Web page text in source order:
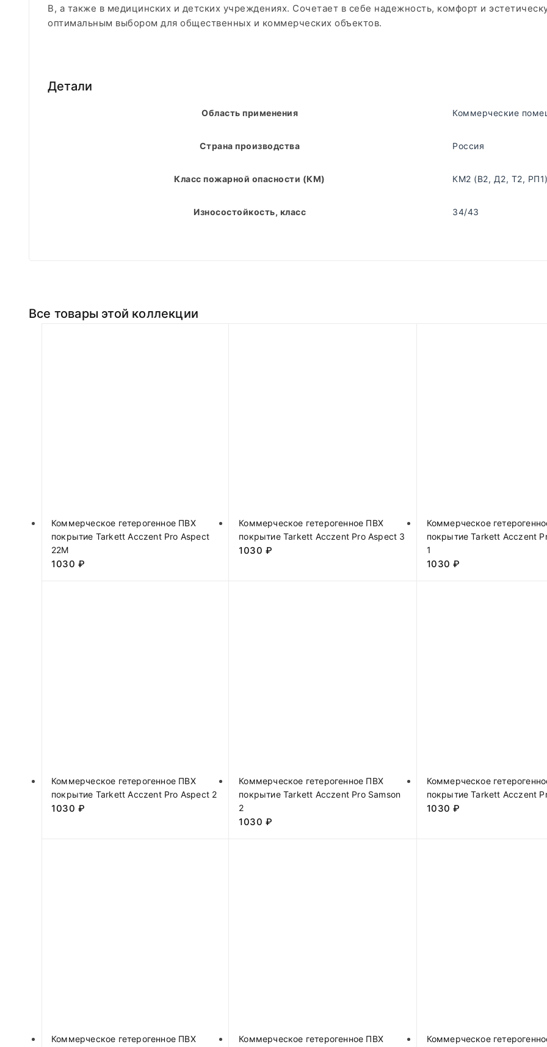
В, а также в медицинских и детских учреждениях. Сочетает в себе надежность, комфорт и
оптимальным выбором для общественных и коммерческих объектов.
Детали
Область применения Коммерческие
Страна производства Россия
Класс пожарной опасности (КМ) КМ2 (В2, Д2, Т2,
Износостойкость, класс 34/43
Все товары этой коллекции
Коммерческое гетерогенное ПВХ
покрытие Tarkett Acczent Pro Aspect
22М
1030 ₽
Коммерческое гетерогенное ПВХ
покрытие Tarkett Acczent Pro Aspect 3
1030 ₽
Коммерческое
покрытие Tarkett Acczent
1
1030 ₽
Коммерческое гетерогенное ПВХ
покрытие Tarkett Acczent Pro Aspect 2
1030 ₽
Коммерческое гетерогенное ПВХ
покрытие Tarkett Acczent Pro Samson
2
1030 ₽
Коммерческое
покрытие Tarkett Acczent
1030 ₽
Коммерческое гетерогенное ПВХ Коммерческое гетерогенное ПВХ Коммерческое